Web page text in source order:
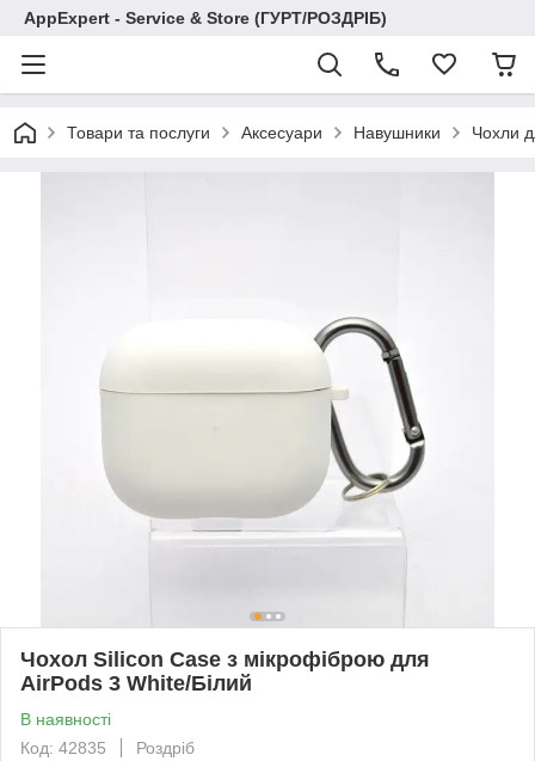
AppExpert - Service & Store (ГУРТ/РОЗДРІБ)
Товари та послуги Аксесуари Навушники Чохли
Чохол Silicon Case з мікрофіброю для
AirPods 3 White/Білий
В наявності
Код: 42835
Роздріб